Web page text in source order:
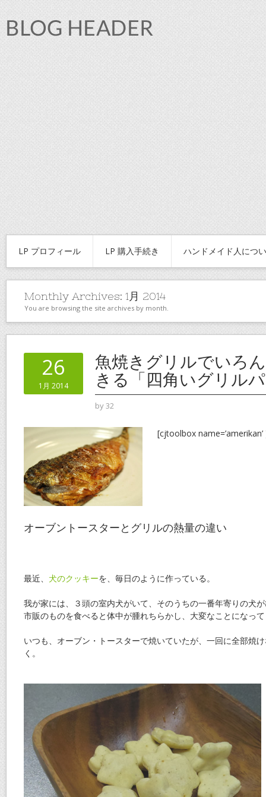
LP プロフィール LP 購入手続き ハンドメイド人につ
Monthly Archives: 1月 2014
You are browsing the site archives by month.
26
1月 2014
魚焼きグリルでいろ
きる「四角いグリル
by32
[cjtoolbox
オーブントースターとグリルの熱量の違い
最近、 犬のクッキーを、毎日のように作っている。
我が家には、３頭の室内犬がいて、そのうちの一番年寄りの犬
市販のものを食べると体中が腫れちらかし、大変なことになっ
いつも、オーブン・トースターで焼いていたが、一回に全部焼
く。